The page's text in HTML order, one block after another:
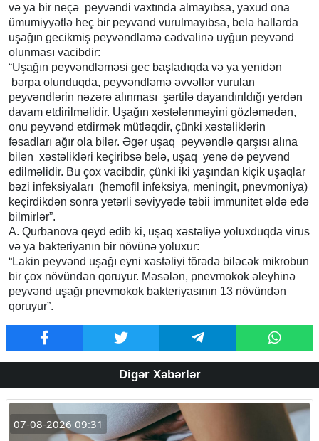
və ya bir neçə peyvəndi vaxtında almayıbsa, yaxud ona
ümumiyyətlə heç bir peyvənd vurulmayıbsa, belə hallarda
uşağın gecikmiş peyvəndləmə cədvəlinə uyğun peyvənd
olunması vacibdir:
“Uşağın peyvəndləməsi gec başladıqda və ya yenidən
bərpa olunduqda, peyvəndləmə əvvəllər vurulan
peyvəndlərin nəzərə alınması şərtilə dayandırıldığı yerdən
davam etdirilməlidir. Uşağın xəstələnməyini gözləmədən,
onu peyvənd etdirmək mütləqdir, çünki xəstəliklərin
fəsadları ağır ola bilər. Əgər uşaq peyvəndlə qarşısı alına
bilən xəstəlikləri keçiribsə belə, uşaq yenə də peyvənd
edilməlidir. Bu çox vacibdir, çünki iki yaşından kiçik uşaqlar
bəzi infeksiyaları (hemofil infeksiya, meningit, pnevmoniya)
keçirdikdən sonra yetərli səviyyədə təbii immunitet əldə edə
bilmirlər”.
A. Qurbanova qeyd edib ki, uşaq xəstəliyə yoluxduqda virus
və ya bakteriyanın bir növünə yoluxur:
“Lakin peyvənd uşağı eyni xəstəliyi törədə biləcək mikrobun
bir çox növündən qoruyur. Məsələn, pnevmokok əleyhinə
peyvənd uşağı pnevmokok bakteriyasının 13 növündən
qoruyur”.
Digər Xəbərlər
07-08-2026 09:31